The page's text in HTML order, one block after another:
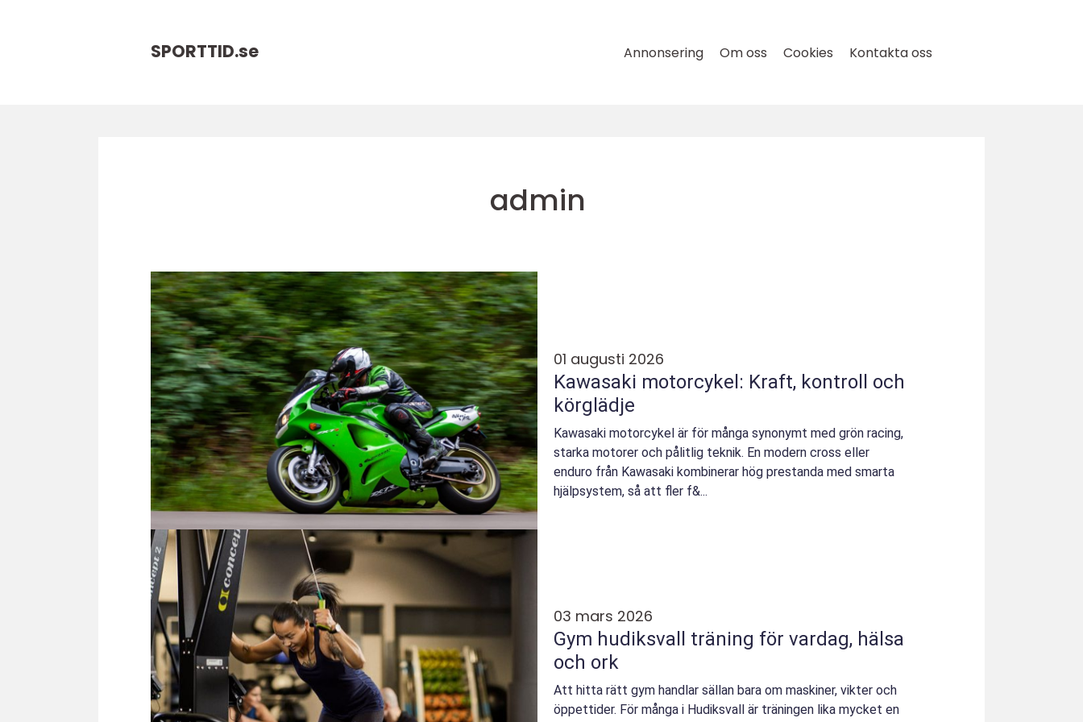
SPORTTID.se Annonsering Om oss Cookies Kontakta oss
admin
01 augusti 2026
Kawasaki motorcykel: Kraft, kontroll och
körglädje
Kawasaki motorcykel är för många synonymt med grön racing,
starka motorer och pålitlig teknik. En modern cross eller
enduro från Kawasaki kombinerar hög prestanda med smarta
hjälpsystem, så att fler f&...
03 mars 2026
Gym hudiksvall träning för vardag, hälsa
och ork
Att hitta rätt gym handlar sällan bara om maskiner, vikter och
öppettider. För många i Hudiksvall är träningen lika mycket en